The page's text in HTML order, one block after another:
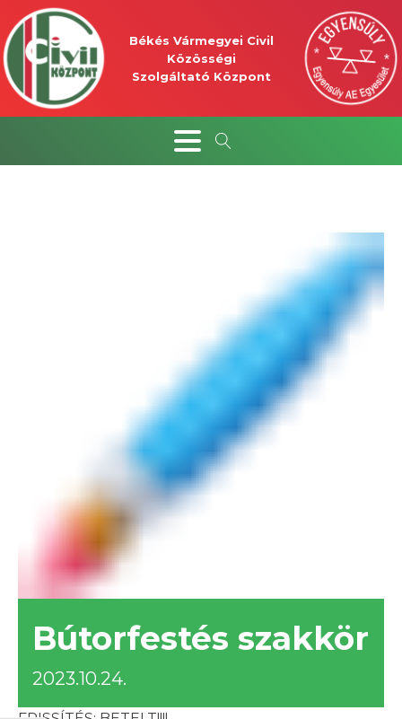
Békés Vármegyei Civil
Közösségi
Szolgáltató Központ
Bútorfestés szakkör
2023.10.24.